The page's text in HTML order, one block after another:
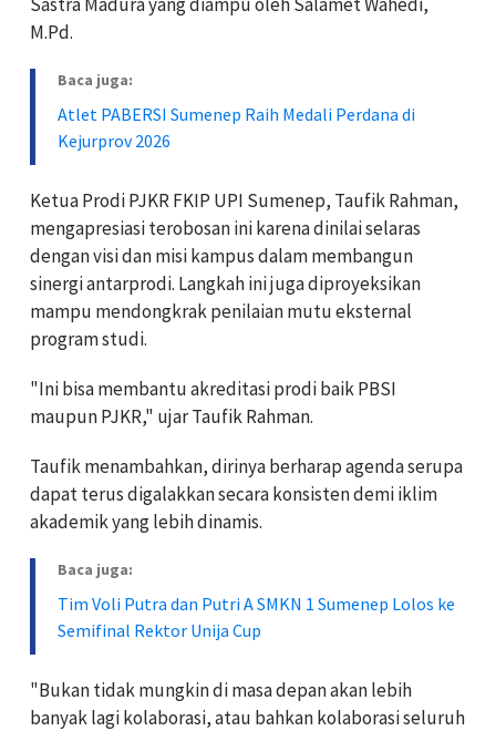
M.Pd.
Baca juga:
Atlet PABERSI Sumenep Raih Medali Perdana di
Kejurprov 2026
Ketua Prodi PJKR FKIP UPI Sumenep, Taufik Rahman,
mengapresiasi terobosan ini karena dinilai selaras
dengan visi dan misi kampus dalam membangun
sinergi antarprodi. Langkah ini juga diproyeksikan
mampu mendongkrak penilaian mutu eksternal
program studi.
"Ini bisa membantu akreditasi prodi baik PBSI
maupun PJKR," ujar Taufik Rahman.
Taufik menambahkan, dirinya berharap agenda serupa
dapat terus digalakkan secara konsisten demi iklim
akademik yang lebih dinamis.
Baca juga:
Tim Voli Putra dan Putri A SMKN 1 Sumenep Lolos ke
Semifinal Rektor Unija Cup
"Bukan tidak mungkin di masa depan akan lebih
banyak lagi kolaborasi, atau bahkan kolaborasi seluruh